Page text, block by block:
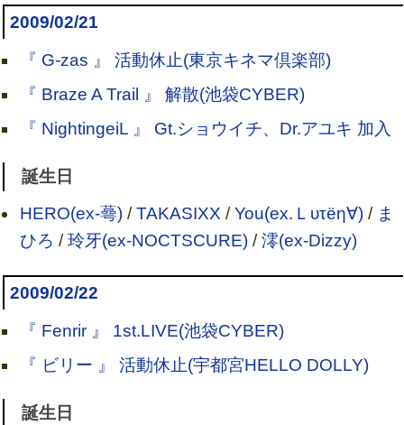
2009/02/21
『 G-zas 』 活動休止(東京キネマ倶楽部)
『 Braze A Trail 』 解散(池袋CYBER)
『 NightingeiL 』 Gt.ショウイチ、Dr.アユキ 加入
誕生日
HERO(ex-蕚)/TAKASIXX /You(ex.Ｌυτёη∀)/ ま
ひろ /玲牙(ex-NOCTSCURE)/澪(ex-Dizzy)
2009/02/22
『 Fenrir 』 1st.LIVE(池袋CYBER)
『 ビリー 』 活動休止(宇都宮HELLO DOLLY)
誕生日